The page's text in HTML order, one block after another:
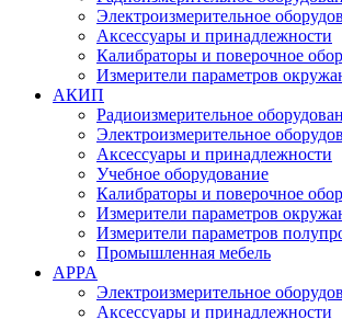
Электроизмерительное
Аксессуары и принадлежности
Калибраторы и поверочное
Измерители параметров
АКИП
Радиоизмерительное
Электроизмерительное
Аксессуары и принадлежности
Учебное оборудование
Калибраторы и поверочное
Измерители параметров
Измерители параметров
Промышленная мебель
APPA
Электроизмерительное
Аксессуары и принадлежности